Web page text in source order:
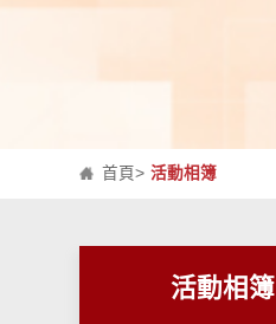
首頁> 活動相簿
活動相簿